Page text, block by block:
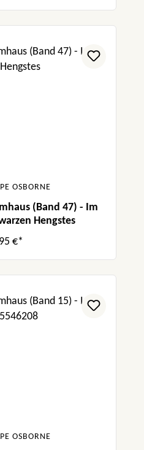
OSBORNE
(Band 47) - Im
Hengstes
€*
OSBORNE